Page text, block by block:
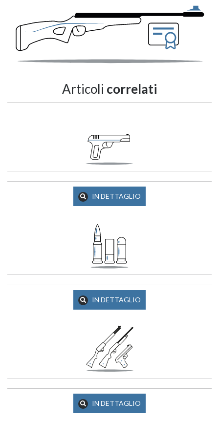
Articoli correlati
IN DETTAGLIO
IN DETTAGLIO
IN DETTAGLIO